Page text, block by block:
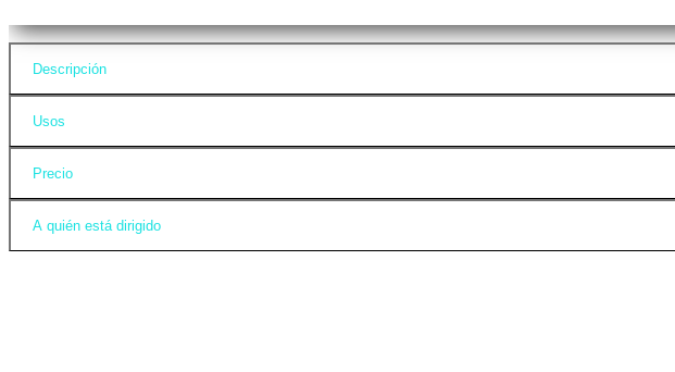
Descripción
Usos
Precio
A quién está dirigido